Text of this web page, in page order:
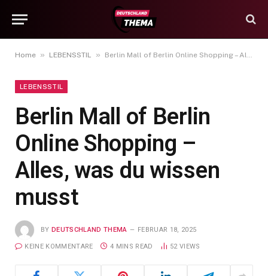
Home » LEBENSSTIL » Berlin Mall of Berlin Online Shopping – Alles, was du wissen musst
LEBENSSTIL
Berlin Mall of Berlin
Online Shopping –
Alles, was du wissen
musst
BY DEUTSCHLAND THEMA FEBRUAR 18, 2025
KEINE KOMMENTARE 4 MINS READ 52 VIEWS